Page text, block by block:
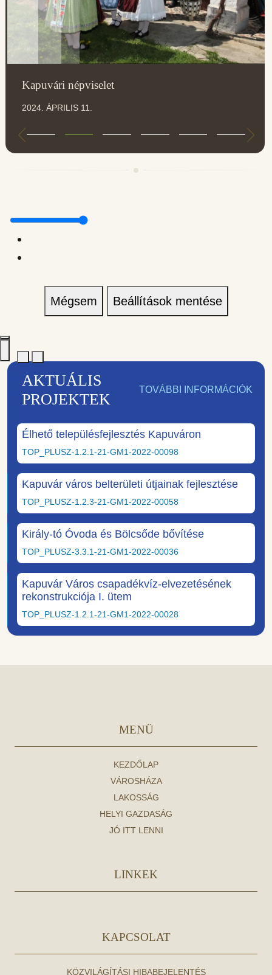
Kapuvári népviselet
2024. ÁPRILIS 11.
Mégsem Beállítások mentése
AKTUÁLIS
PROJEKTEK
TOVÁBBI INFORMÁCIÓK
Élhető településfejlesztés Kapuváron
TOP_PLUSZ-1.2.1-21-GM1-2022-00098
Kapuvár város belterületi útjainak fejlesztése
TOP_PLUSZ-1.2.3-21-GM1-2022-00058
Király-tó Óvoda és Bölcsőde bővítése
TOP_PLUSZ-3.3.1-21-GM1-2022-00036
Kapuvár Város csapadékvíz-elvezetésének
rekonstrukciója I. ütem
TOP_PLUSZ-1.2.1-21-GM1-2022-00028
MENÜ
KEZDŐLAP
VÁROSHÁZA
LAKOSSÁG
HELYI GAZDASÁG
JÓ ITT LENNI
LINKEK
KAPCSOLAT
KÖZVILÁGÍTÁSI HIBABEJELENTÉS